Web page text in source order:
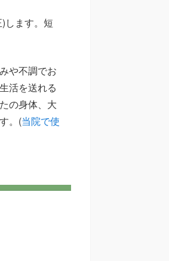
します。短
や不調でお
活を送れる
の身体、大
。(当院で使